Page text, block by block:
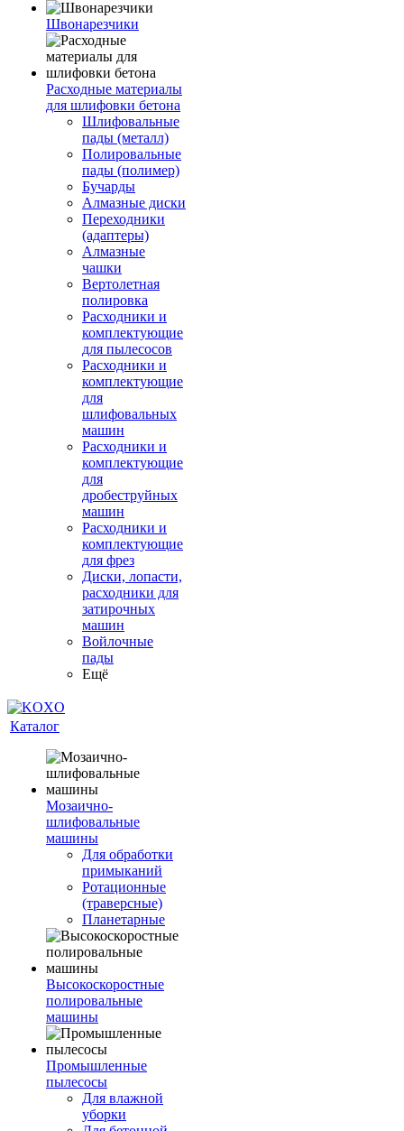
Швонарезчики
Расходные материалы
для шлифовки бетона
Шлифовальные
пады (металл)
Полировальные
пады (полимер)
Бучарды
Алмазные диски
Переходники
(адаптеры)
Алмазные
чашки
Вертолетная
полировка
Расходники и
комплектующие
для пылесосов
Расходники и
комплектующие
для
шлифовальных
машин
Расходники и
комплектующие
для
дробеструйных
машин
Расходники и
комплектующие
для фрез
Диски, лопасти,
расходники для
затирочных
машин
Войлочные
пады
Ещё
Каталог
Мозаично-
шлифовальные
машины
Для обработки
примыканий
Ротационные
(траверсные)
Планетарные
Высокоскоростные
полировальные
машины
Промышленные
пылесосы
Для влажной
уборки